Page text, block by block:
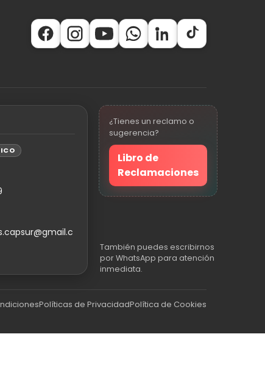
¿Tienes un reclamo o
sugerencia?
Libro de
Reclamaciones
También puedes escribirnos
por WhatsApp para atención
inmediata.
Políticas de PrivacidadPolítica de Cookies